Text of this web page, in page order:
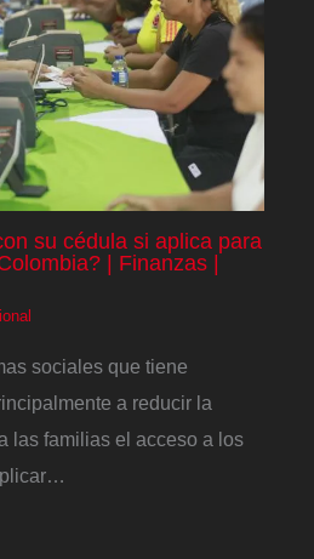
su cédula si aplica para
| Finanzas |
sociales que tiene
a reducir la
las familias el acceso a los